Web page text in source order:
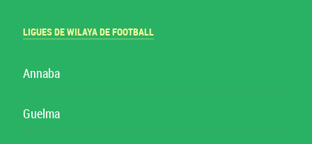
LIGUES DE WILAYA DE FOOTBALL
Annaba
Guelma